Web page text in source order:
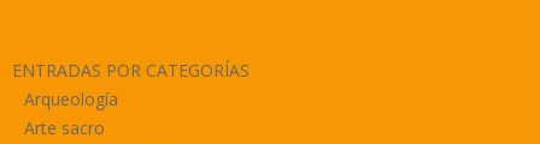
ENTRADAS POR CATEGORÍAS
Arqueología
Arte sacro